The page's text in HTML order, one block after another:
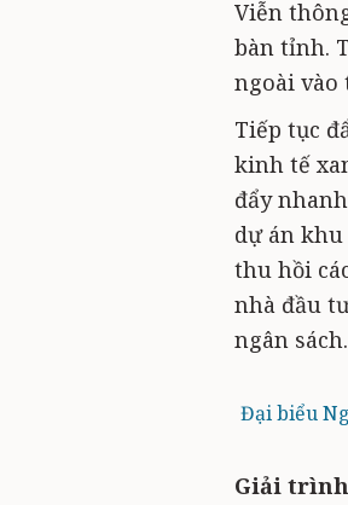
Viễn
bàn tỉnh.
ngoài vào
Tiếp tục
kinh tế
đẩy
dự án
thu hồi
nhà đầu
ngân sách.
Đại biểu
Giải trình